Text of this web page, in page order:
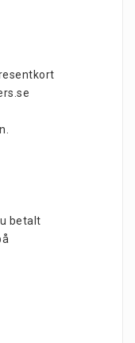
betalt